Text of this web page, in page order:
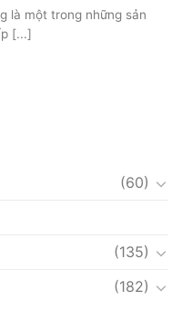
là một trong những sản
[...]
(60)
(135)
(182)